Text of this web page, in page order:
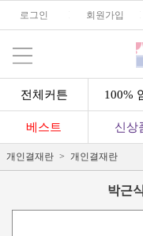
로그인 회원가입
전체커튼 100%
베스트 신상
개인결재란 개인결재란
박근